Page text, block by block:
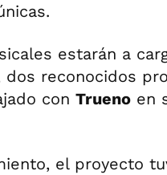
estarán a
dos reconocidos
con Trueno en
el proyecto